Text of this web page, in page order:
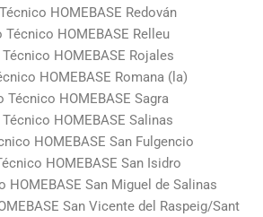
HOMEBASE Redován
Técnico HOMEBASE Relleu
HOMEBASE Rojales
HOMEBASE Romana (la)
Técnico HOMEBASE Sagra
HOMEBASE Salinas
HOMEBASE San Fulgencio
HOMEBASE San Isidro
HOMEBASE San Miguel de Salinas
San Vicente del Raspeig/Sant